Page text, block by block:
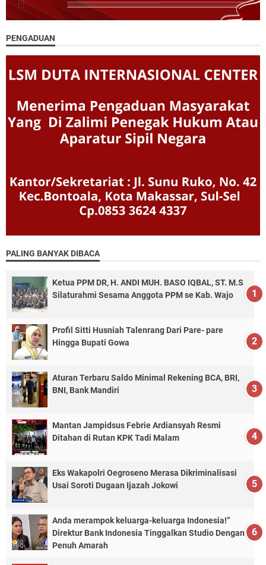
PENGADUAN
PALING BANYAK DIBACA
Ketua PPM DR, H. ANDI MUH. BASO IQBAL, ST. M.S
Silaturahmi Sesama Anggota PPM se Kab. Wajo
Profil Sitti Husniah Talenrang Dari Pare- pare
Hingga Bupati Gowa
Aturan Terbaru Saldo Minimal Rekening BCA, BRI,
BNI, Bank Mandiri
Mantan Jampidsus Febrie Ardiansyah Resmi
Ditahan di Rutan KPK Tadi Malam
Eks Wakapolri Oegroseno Merasa Dikriminalisasi
Usai Soroti Dugaan Ijazah Jokowi
Anda merampok keluarga-keluarga Indonesia!”
Direktur Bank Indonesia Tinggalkan Studio Dengan
Penuh Amarah